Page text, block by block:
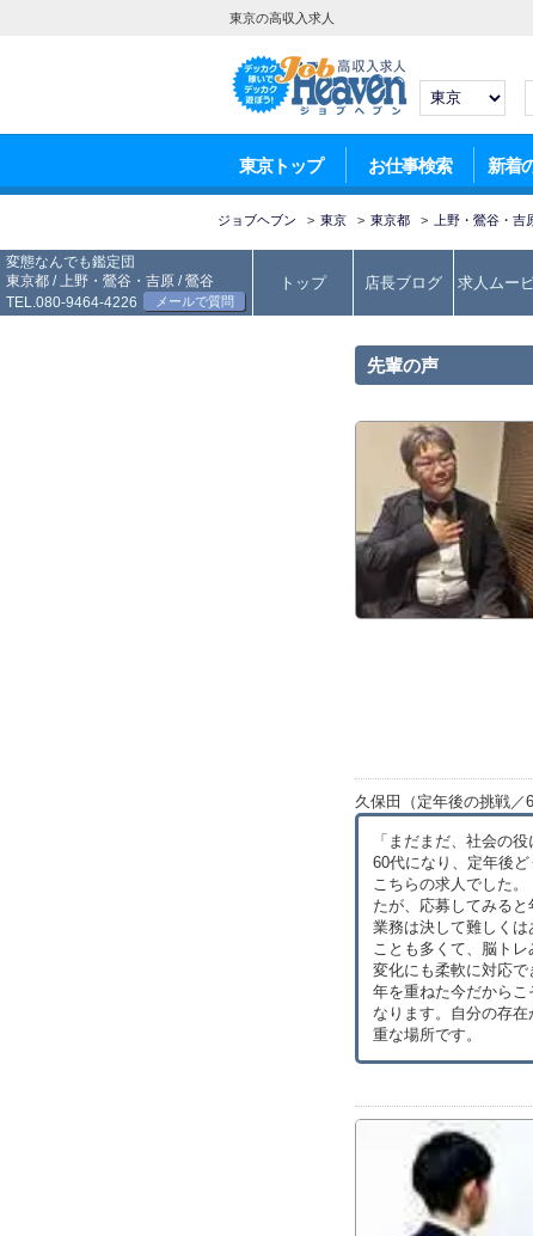
東京の高収入求人
東京トップ お仕事検索 新着
ジョブヘブン > 東京 > 東京都 > 上野・鶯谷・吉
変態なんでも鑑定団
東京都 /上野・鶯谷・吉原 /鶯谷
TEL.080-9464-4226
メールで質問
トップ 店長ブログ 求人ムー
先輩の声
久保田（定年後の挑戦／
「まだまだ、社会の
60代になり、定年後
こちらの求人でした
たが、応募してみると
業務は決して難しく
ことも多くて、脳ト
変化にも柔軟に対応で
年を重ねた今だから
なります。自分の存
重な場所です。